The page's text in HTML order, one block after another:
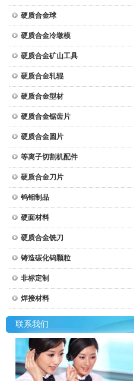
硬质合金球
硬质合金冷墩模
硬质合金矿山工具
硬质合金轧辊
硬质合金型材
硬质合金锯齿片
硬质合金圆片
等离子切割机配件
硬质合金刀片
钨钼制品
硬面材料
硬质合金铣刀
铸造碳化钨颗粒
非标定制
焊接材料
联系我们